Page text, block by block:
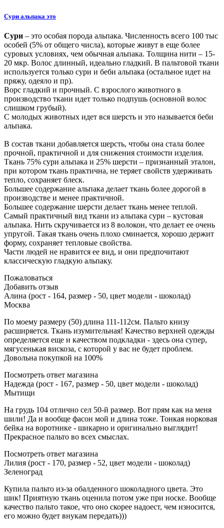
Сури альпака это
Сури – это особая порода альпака. Численность всего 100 тыс
особей (5% от общего числа), которые живут в еще более
суровых условиях, чем обычная альпака. Толщина нити – 15-
20 мкр. Волос длинный, идеально гладкий. В пальтовой ткани
используется только сури и беби альпака (остальное идет на
пряжу, одеяло и пр).
Ворс гладкий и прочный. С взрослого животного в
производство ткани идет только подпушь (основной волос
слишком грубый).
С молодых животных идет вся шерсть и это называется беби
альпака.
В состав ткани добавляется шерсть, чтобы она стала более
прочной, практичной и для снижения стоимости изделия.
Ткань 75% сури альпака и 25% шерсти – признанный эталон,
при котором ткань практична, не теряет свойств удерживать
тепло, сохраняет блеск.
Большее содержание альпака делает ткань более дорогой в
производстве и менее практичной.
Большее содержание шерсти делает ткань менее теплой.
Самый практичный вид ткани из альпака сури – кустовая
альпака. Нить скручивается из 8 волокон, что делает ее очень
упругой. Такая ткань очень плохо сминается, хорошо держит
форму, сохраняет тепловые свойства.
Части людей не нравится ее вид, и они предпочитают
классическую гладкую альпаку.
Пожаловаться
Добавить отзыв
Алина (рост - 164, размер - 50, цвет модели - шоколад)
Москва
По моему размеру (50) длина 111-112см. Пальто книзу
расширяется. Ткань изумительная! Качество верхней одежды
определяется еще и качеством подкладки - здесь она супер,
мягусенькая вискоза, с которой у вас не будет проблем.
Довольна покупкой на 100%
Посмотреть ответ магазина
Надежда (рост - 167, размер - 50, цвет модели - шоколад)
Мытищи
На грудь 104 отлично сел 50-й размер. Вот прям как на меня
шили! Да и вообще фасон мой и длина тоже. Тонкая норковая
бейка на воротнике - шикарно и оригинально выглядит!
Прекрасное пальто во всех смыслах.
Посмотреть ответ магазина
Лилия (рост - 170, размер - 52, цвет модели - шоколад)
Зеленоград
Купила пальто из-за обалденного шоколадного цвета. Это
шик! Приятную ткань оценила потом уже при носке. Вообще
качество пальто такое, что оно скорее надоест, чем износится,
его можно будет внукам передать)))